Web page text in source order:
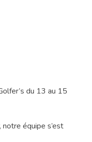
du 13 au 15
équipe s’est